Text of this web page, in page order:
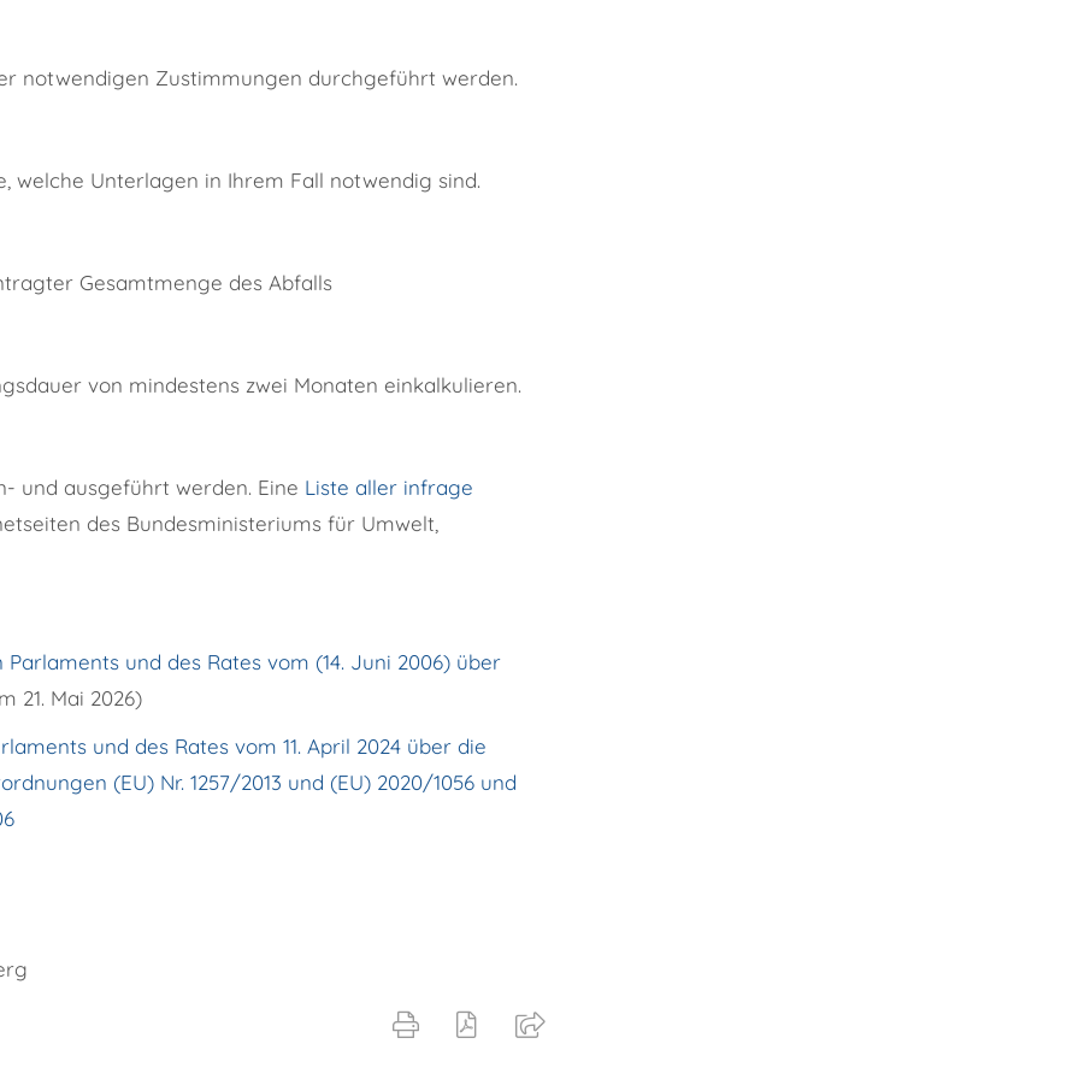
notwendigen Zustimmungen durchgeführt werden.
welche Unterlagen in Ihrem Fall notwendig sind.
Gesamtmenge des Abfalls
von mindestens zwei Monaten einkalkulieren.
und ausgeführt werden. Eine Liste aller infrage
des Bundesministeriums für Umwelt,
und des Rates vom (14. Juni 2006) über
21. Mai 2026)
und des Rates vom 11. April 2024 über die
(EU) Nr. 1257/2013 und (EU) 2020/1056 und